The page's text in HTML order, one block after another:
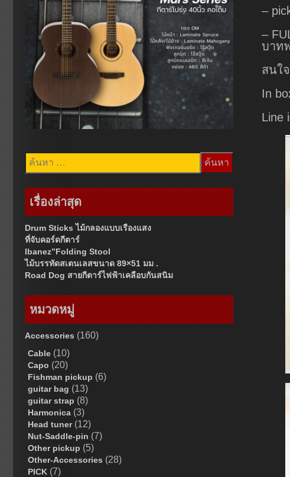
–
–
บาท
สนใ
In
Line
ค้นหา
สำหรับ:
เรื่องล่าสุด
Drum Sticks ไม้กลองแบบเรืองแสง
ที่จับคอร์ดกีตาร์
Ibanez”Folding Stool
ไม้บรรทัดสเตนเลสขนาด 89×51 มม .
Road Dog สายกีตาร์ไฟฟ้าเคลือบกันสนิม
หมวดหมู่
Accessories (160)
Cable (10)
Capo (20)
Fishman pickup (6)
guitar bag (13)
guitar strap (8)
Harmonica (3)
Head tuner(12)
Nut-Saddle-pin (7)
Other pickup (5)
Other-Accessories (28)
PICK (7)